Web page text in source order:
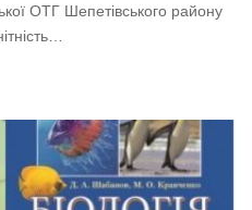
ОТГ Шепетівського району